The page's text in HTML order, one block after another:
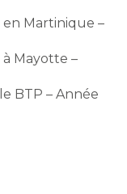
en Martinique –
Mayotte –
BTP – Année